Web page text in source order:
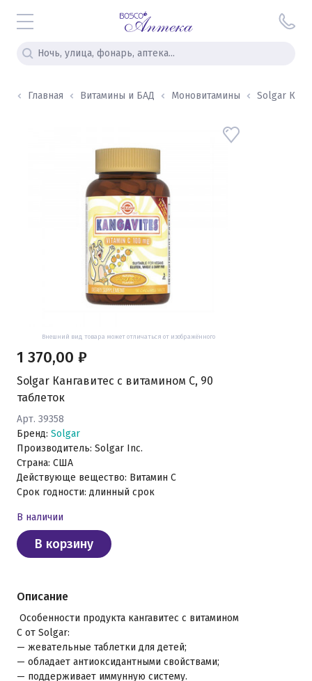
Главная Витамины и БАД Моновитамины Solgar
Внешний вид товара может отличаться от изображённого
Solgar Кангавитес с витамином С, 90
таблеток
Арт. 39358
Бренд: Solgar
Производитель: Solgar Inc.
Страна: США
Действующе вещество: Витамин С
Срок годности: длинный срок
1 370,00 ₽
В наличии
В корзину
Описание
Особенности продукта кангавитес с витамином
C от Solgar:
— жевательные таблетки для детей;
— обладает антиоксидантными свойствами;
— поддерживает иммунную систему.